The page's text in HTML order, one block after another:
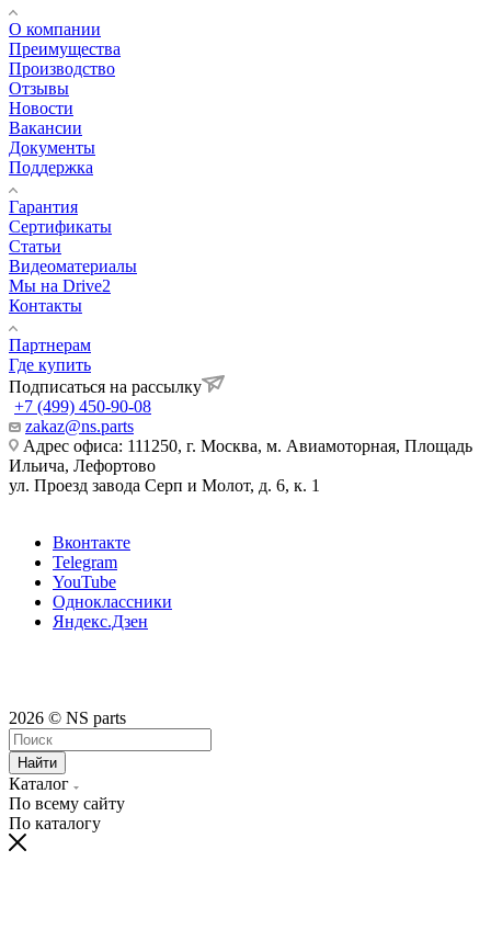
О компании
Преимущества
Производство
Отзывы
Новости
Вакансии
Документы
Поддержка
Гарантия
Сертификаты
Статьи
Видеоматериалы
Мы на Drive2
Контакты
Партнерам
Где купить
Подписаться на рассылку
+7 (499) 450-90-08
zakaz@ns.parts
Адрес офиса: 111250, г. Москва, м. Авиамоторная, Площадь
Ильича, Лефортово
ул. Проезд завода Серп и Молот, д. 6, к. 1
Вконтакте
Telegram
YouTube
Одноклассники
Яндекс.Дзен
2026 © NS parts
Найти
Каталог
По всему сайту
По каталогу